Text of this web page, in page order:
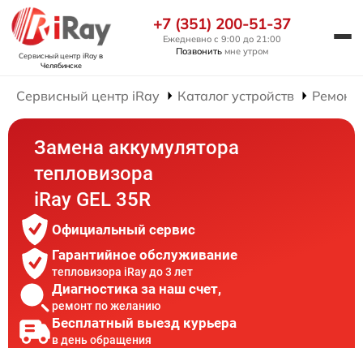
Сервисный центр iRayв
Челябинске
+7 (351) 200-51-37
Ежедневно с 9:00 до 21:00
Позвонить мне утром
Сервисный центр iRay Каталог устройств Ремонт
Замена аккумулятора
тепловизора
iRay GEL 35R
Официальный сервис
Гарантийное обслуживание
тепловизора iRay до 3 лет
Диагностика за наш счет,
ремонт по желанию
Бесплатный выезд курьера
в день обращения